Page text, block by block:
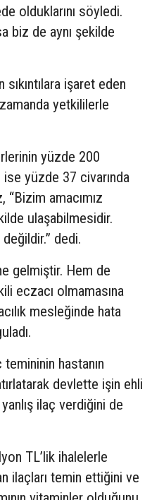
olduklarını söyledi.
biz de aynı şekilde
işaret eden
yetkililerle
yüzde 200
ise yüzde 37 civarında
amacımız
ulaşabilmesidir.
dedi.
gelmiştir. Hem de
eczacı olmamasına
mesleğinde hata
hastanın
devlette işin ehli
ilaç verdiğini de
TL’lik ihalelerle
ilaçları temin ettiğini ve